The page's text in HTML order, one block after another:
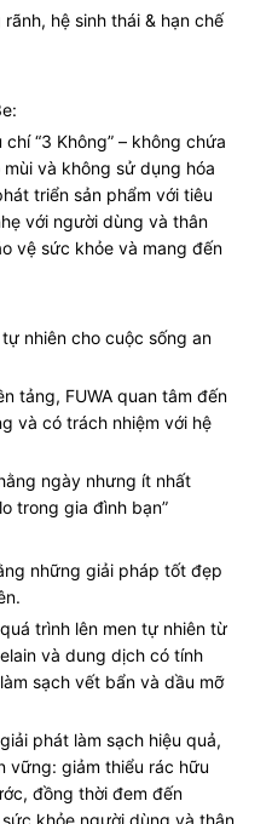
hệ sinh thái & hạn chế
“3 Không” – không chứa
và không sử dụng hóa
triển sản phẩm với tiêu
với người dùng và thân
vệ sức khỏe và mang đến
nhiên cho cuộc sống an
tảng, FUWA quan tâm đến
và có trách nhiệm với hệ
ngày nhưng ít nhất
trong gia đình bạn”
những giải pháp tốt đẹp
trình lên men tự nhiên từ
và dung dịch có tính
sạch vết bẩn và dầu mỡ
phát làm sạch hiệu quả,
vững: giảm thiểu rác hữu
đồng thời đem đến
khỏe người dùng và thân